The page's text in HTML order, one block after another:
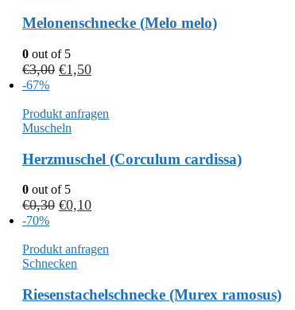
Melonenschnecke (Melo melo)
0 out of 5
€3,00 €1,50
-67%
Produkt anfragen
Muscheln
Herzmuschel (Corculum cardissa)
0 out of 5
€0,30 €0,10
-70%
Produkt anfragen
Schnecken
Riesenstachelschnecke (Murex ramosus)